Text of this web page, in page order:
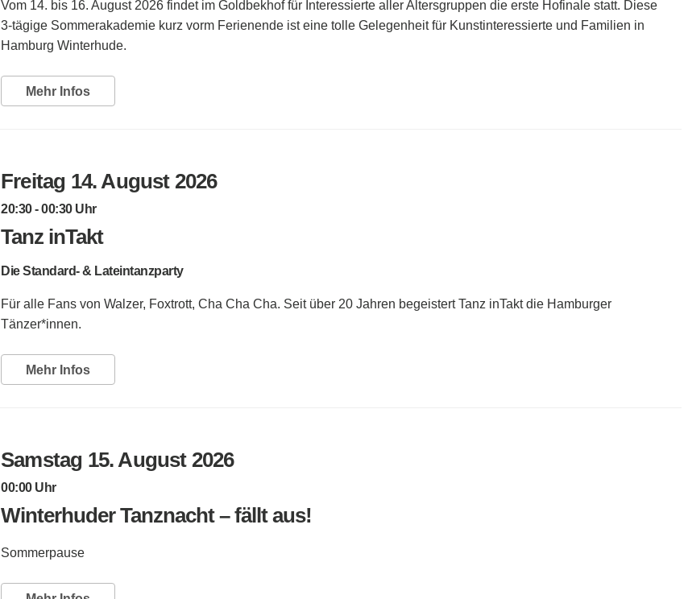
Vom 14. bis 16. August 2026 findet im Goldbekhof für Interessierte aller Altersgruppen die erste Hofinale statt. Diese
3-tägige Sommerakademie kurz vorm Ferienende ist eine tolle Gelegenheit für Kunstinteressierte und Familien in
Hamburg Winterhude.
Mehr Infos
Freitag 14. August 2026
20:30 - 00:30 Uhr
Tanz inTakt
Die Standard- & Lateintanzparty
Für alle Fans von Walzer, Foxtrott, Cha Cha Cha. Seit über 20 Jahren begeistert Tanz inTakt die Hamburger
Tänzer*innen.
Mehr Infos
Samstag 15. August 2026
00:00 Uhr
Winterhuder Tanznacht – fällt aus!
Sommerpause